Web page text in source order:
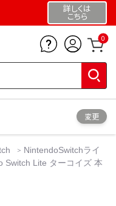
詳しくは
こちら
0
変更
NintendoSwitchライ
Switch Lite ターコイズ 本